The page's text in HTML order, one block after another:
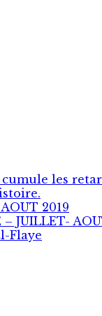
les
.
2019
JUILLET-
Flaye